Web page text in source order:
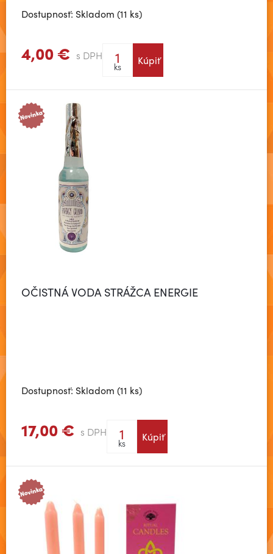
Dostupnosť: Skladom (11 ks)
4,00 € s DPH
ks Kúpiť
Zobraziť viac
OČISTNÁ VODA STRÁŽCA ENERGIE
Dostupnosť: Skladom (11 ks)
17,00 € s DPH
ks Kúpiť
Zobraziť viac